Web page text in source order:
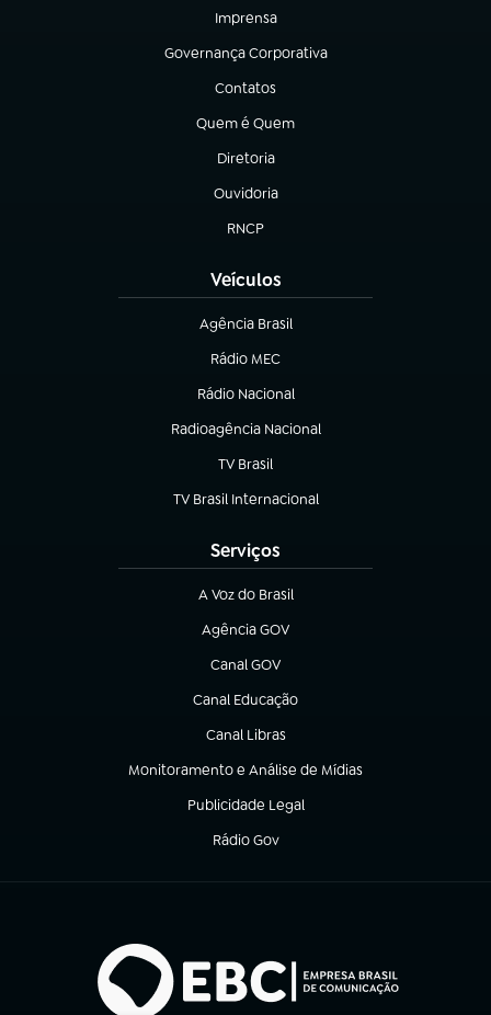
Imprensa
(abre em nova aba)
Governança Corporativa
(abre em nova aba)
Contatos
(abre em nova aba)
Quem é Quem
(abre em nova aba)
Diretoria
(abre em nova aba)
Ouvidoria
(abre em nova aba)
RNCP
(abre em nova aba)
Veículos
Agência Brasil
(abre em nova aba)
Rádio MEC
Rádio Nacional
(abre em nova aba)
Radioagência Nacional
(abre em nova aba)
TV Brasil
(abre em nova aba)
TV Brasil Internacional
(abre em nova aba)
Serviços
A Voz do Brasil
(abre em nova aba)
Agência GOV
(abre em nova aba)
Canal GOV
(abre em nova aba)
Canal Educação
(abre em nova aba)
Canal Libras
(abre em nova aba)
Monitoramento e Análise de Mídias
(abre em nova aba)
Publicidade Legal
(abre em nova aba)
Rádio Gov
(abre em nova aba)